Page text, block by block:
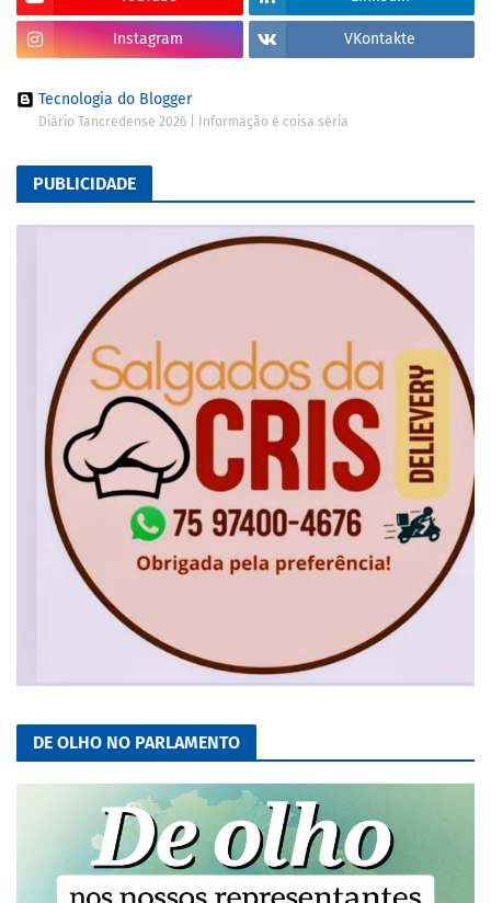
Instagram VKontakte
Tecnologia do Blogger
Diário Tancredense 2026 | Informação é coisa séria
PUBLICIDADE
DE OLHO NO PARLAMENTO